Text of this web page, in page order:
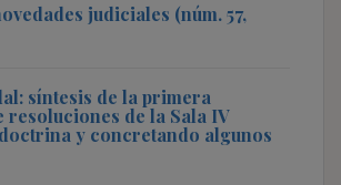
judiciales (núm. 57,
síntesis de la primera
resoluciones de la Sala IV
y concretando algunos